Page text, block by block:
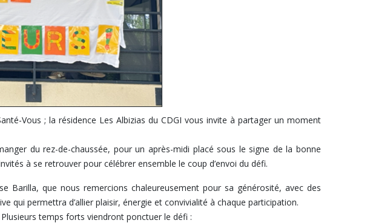
Vous ; la résidence Les Albizias du CDGI vous invite à partager un moment
du rez-de-chaussée, pour un après-midi placé sous le signe de la bonne
à se retrouver pour célébrer ensemble le coup d’envoi du défi.
Barilla, que nous remercions chaleureusement pour sa générosité, avec des
qui permettra d’allier plaisir, énergie et convivialité à chaque participation.
temps forts viendront ponctuer le défi :